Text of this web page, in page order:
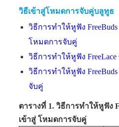
วิธีเข้าสู่โหมดการจับคู่บลูทูธ
วิธีการทำให้หูฟัง
โหมดการจับคู่
วิธีการทำให้หูฟัง
วิธีการทำให้หูฟัง
จับคู่
ตารางที่ 1. วิธีการทำให้หูฟัง
เข้าสู่โหมดการจับคู่